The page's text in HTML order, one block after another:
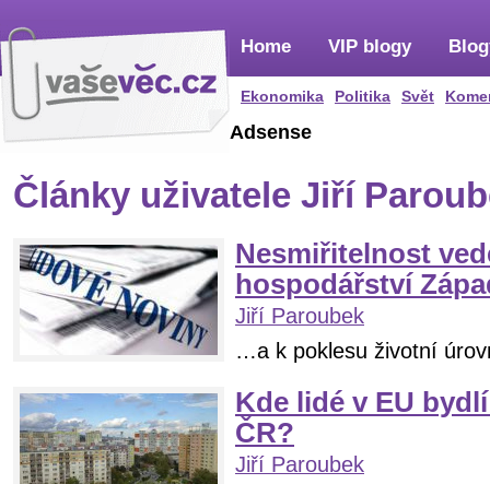
Home
Ekonomika Politika Svět
VIP blogy
Adsense
Články uživatele Jiří
Nesmiřitelnost
hospodářství
Jiří Paroubek
…a k poklesu životní
Kde lidé v EU
ČR?
Jiří Paroubek